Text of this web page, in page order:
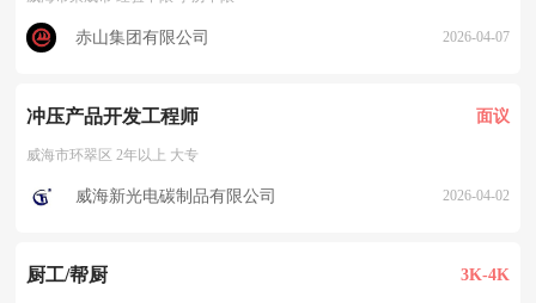
赤山集团有限公司 2026-04-07
冲压产品开发工程师 面议
威海市环翠区 2年以上 大专
威海新光电碳制品有限公司 2026-04-02
厨工/帮厨 3K-4K